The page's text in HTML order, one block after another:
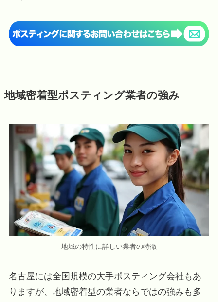
地域密着型ポスティング業者の強み
地域の特性に詳しい業者の特徴
名古屋には全国規模の大手ポスティング会社もあ
りますが、地域密着型の業者ならではの強みも多